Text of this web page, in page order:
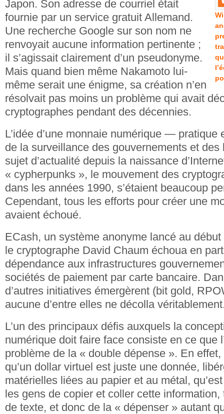
Japon. Son adresse de courriel était
fournie par un service gratuit Allemand.
Une recherche Google sur son nom ne
renvoyait aucune information pertinente ;
il s’agissait clairement d’un pseudonyme.
Mais quand bien même Nakamoto lui-
même serait une énigme, sa création n’en
résolvait pas moins un problème qui avait
cryptographes pendant des décennies.
L’idée d’une monnaie numérique — pratique
de la surveillance des gouvernements et
sujet d’actualité depuis la naissance
« cypherpunks », le mouvement des
dans les années 1990, s’étaient beaucoup
Cependant, tous les efforts pour créer une
avaient échoué.
ECash, un système anonyme lancé au
le cryptographe David Chaum échoua en
dépendance aux infrastructures
sociétés de paiement par carte bancaire.
d’autres initiatives émergèrent (bit gold,
aucune d’entre elles ne décolla
L’un des principaux défis auxquels la
numérique doit faire face consiste en ce que
problème de la « double dépense ». En effet,
qu’un dollar virtuel est juste une donnée,
matérielles liées au papier et au métal,
les gens de copier et coller cette
de texte, et donc de la « dépenser » autant